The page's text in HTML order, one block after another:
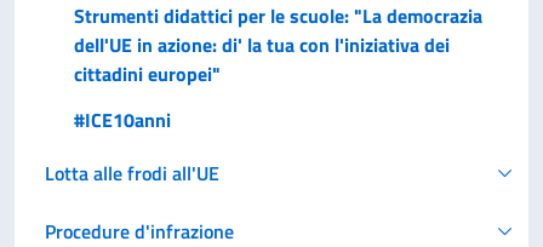
Strumenti didattici per le scuole: "La democrazia
dell'UE in azione: di' la tua con l'iniziativa dei
cittadini europei"
#ICE10anni
Lotta alle frodi all'UE
Procedure d'infrazione